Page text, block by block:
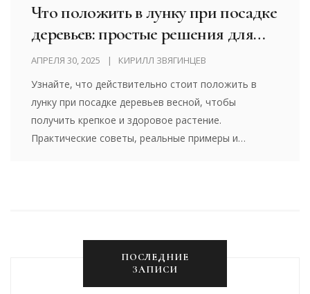
Что положить в лунку при посадке
деревьев: простые решения для
крепкой корневой системы
АПРЕЛЯ 30, 2025 КИРИЛЛ ЗВЯГИНЦЕВ
Узнайте, что действительно стоит положить в
лунку при посадке деревьев весной, чтобы
получить крепкое и здоровое растение.
Практические советы, реальные примеры и
ПОСЛЕДНИЕ
ЗАПИСИ